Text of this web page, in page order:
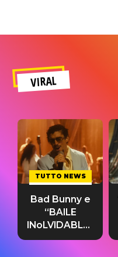
VIRAL
TUTTO NEWS
Bad Bunny e
“BAILE
INoLVIDABLE”:
testo,